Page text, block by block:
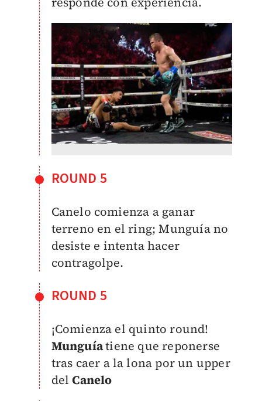
ROUND 5
Canelo comienza a ganar
terreno en el ring; Munguía no
desiste e intenta hacer
contragolpe.
ROUND 5
¡Comienza el quinto round!
Munguíatiene que reponerse
tras caer a la lona por un upper
delCanelo